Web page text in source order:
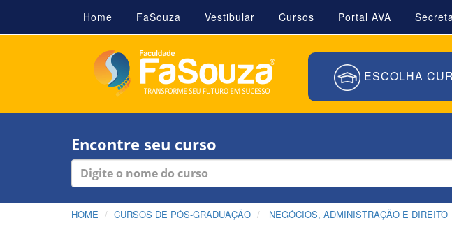
Home FaSouza Vestibular Cursos Portal AVA
ESCOLHA
Encontre seu curso
HOME CURSOS DE PÓS-GRADUAÇÃO NEGÓCIOS, ADMINISTRAÇÃO E DIREITO